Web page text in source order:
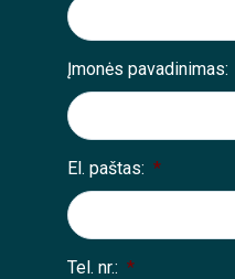
Įmonės pavadinimas:
El. paštas: *
Tel. nr.: *